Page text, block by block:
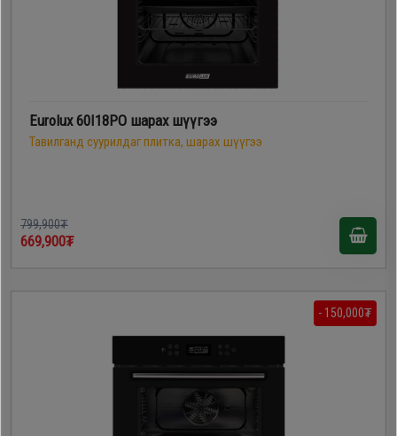
Eurolux 60I18PO шарах шүүгээ
Тавилганд суурилдаг плитка, шарах шүүгээ
799,900₮
669,900₮
- 150,000₮